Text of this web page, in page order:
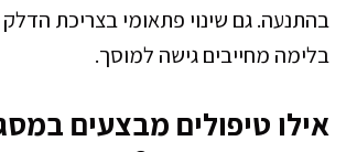
בהתנעה. גם שינוי פתאומי בצריכת הדלק
בלימה מחייבים גישה למוסך.
אילו טיפולים מבצעים